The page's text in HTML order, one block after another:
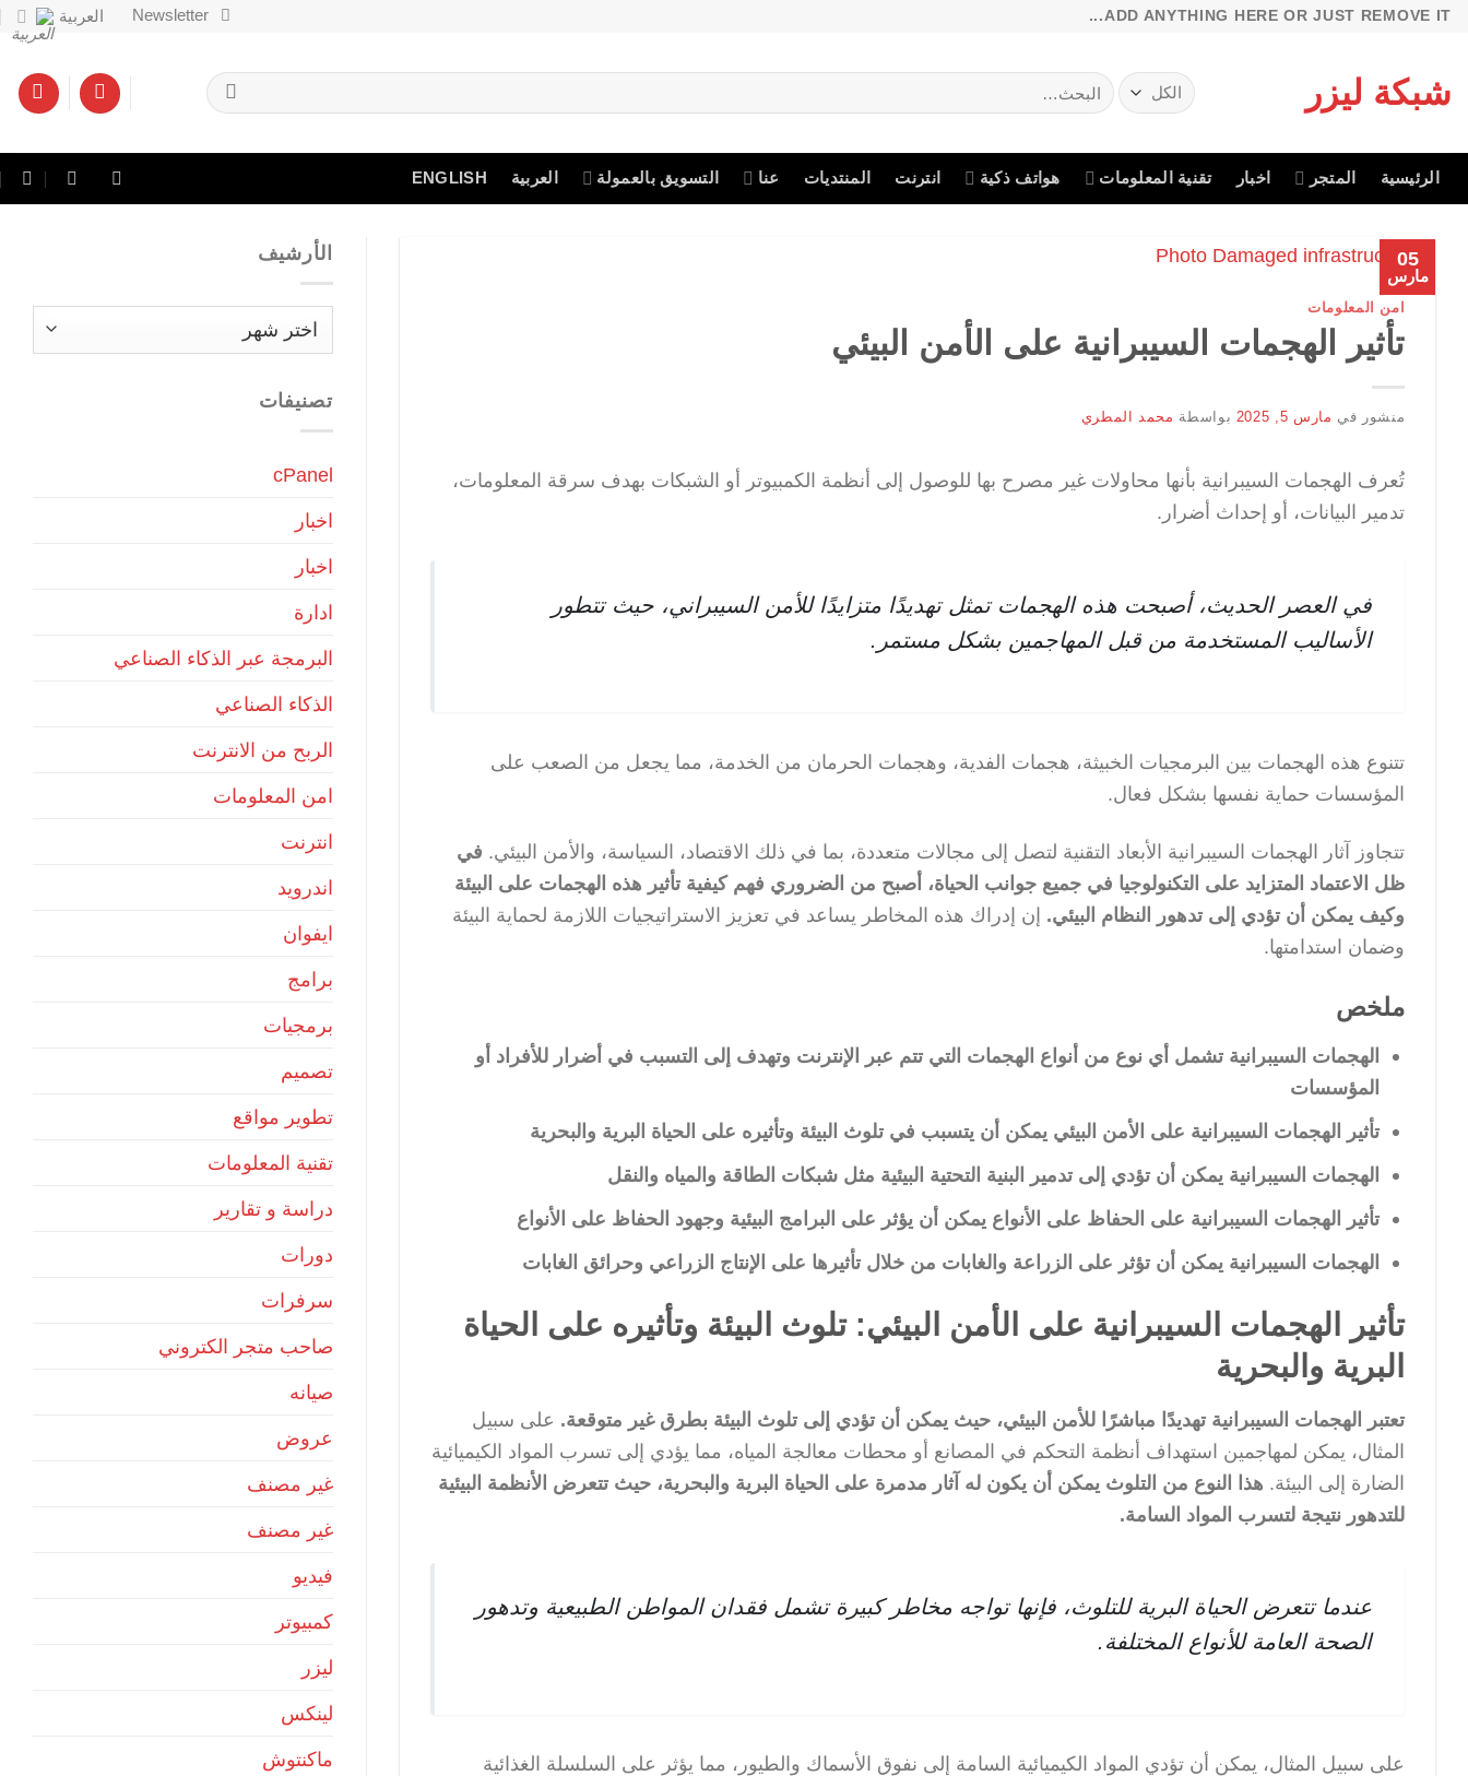
تخطي
ADD ANYTHING HERE OR JUST REMOVE IT...
Newsletter العربية
شبكة ليزر
البحث
عن:
الرئيسية المتجر اخبار تقنية المعلومات هواتف ذكية انترنت المنتديات عنا التسويق بالعمولة العربية ENGLISH
05
مارس
امن المعلومات
تأثير الهجمات السيبرانية على الأمن البيئي
منشور في مارس 5, 2025 بواسطة محمد المطري
تُعرف الهجمات السيبرانية بأنها محاولات غير مصرح بها للوصول إلى أنظمة الكمبيوتر أو الشبكات بهدف سرقة المعلومات،
تدمير البيانات، أو إحداث أضرار.
في العصر الحديث، أصبحت هذه الهجمات تمثل تهديدًا متزايدًا للأمن السيبراني، حيث تتطور
الأساليب المستخدمة من قبل المهاجمين بشكل مستمر.
تتنوع هذه الهجمات بين البرمجيات الخبيثة، هجمات الفدية، وهجمات الحرمان من الخدمة، مما يجعل من الصعب على
المؤسسات حماية نفسها بشكل فعال.
تتجاوز آثار الهجمات السيبرانية الأبعاد التقنية لتصل إلى مجالات متعددة، بما في ذلك الاقتصاد، السياسة، والأمن البيئي. في
ظل الاعتماد المتزايد على التكنولوجيا في جميع جوانب الحياة، أصبح من الضروري فهم كيفية تأثير هذه الهجمات على البيئة
وكيف يمكن أن تؤدي إلى تدهور النظام البيئي. إن إدراك هذه المخاطر يساعد في تعزيز الاستراتيجيات اللازمة لحماية البيئة
وضمان استدامتها.
ملخص
الهجمات السيبرانية تشمل أي نوع من أنواع الهجمات التي تتم عبر الإنترنت وتهدف إلى التسبب في أضرار للأفراد أو
المؤسسات
تأثير الهجمات السيبرانية على الأمن البيئي يمكن أن يتسبب في تلوث البيئة وتأثيره على الحياة البرية والبحرية
الهجمات السيبرانية يمكن أن تؤدي إلى تدمير البنية التحتية البيئية مثل شبكات الطاقة والمياه والنقل
تأثير الهجمات السيبرانية على الحفاظ على الأنواع يمكن أن يؤثر على البرامج البيئية وجهود الحفاظ على الأنواع
الهجمات السيبرانية يمكن أن تؤثر على الزراعة والغابات من خلال تأثيرها على الإنتاج الزراعي وحرائق الغابات
تأثير الهجمات السيبرانية على الأمن البيئي: تلوث البيئة وتأثيره على الحياة
البرية والبحرية
تعتبر الهجمات السيبرانية تهديدًا مباشرًا للأمن البيئي، حيث يمكن أن تؤدي إلى تلوث البيئة بطرق غير متوقعة. على سبيل
المثال، يمكن لمهاجمين استهداف أنظمة التحكم في المصانع أو محطات معالجة المياه، مما يؤدي إلى تسرب المواد الكيميائية
الضارة إلى البيئة. هذا النوع من التلوث يمكن أن يكون له آثار مدمرة على الحياة البرية والبحرية، حيث تتعرض الأنظمة البيئية
للتدهور نتيجة لتسرب المواد السامة.
عندما تتعرض الحياة البرية للتلوث، فإنها تواجه مخاطر كبيرة تشمل فقدان المواطن الطبيعية وتدهور
الصحة العامة للأنواع المختلفة.
على سبيل المثال، يمكن أن تؤدي المواد الكيميائية السامة إلى نفوق الأسماك والطيور، مما يؤثر على السلسلة الغذائية
الأرشيف
الأرشيف
تصنيفات
cPanel
اخبار
اخبار
ادارة
البرمجة عبر الذكاء الصناعي
الذكاء الصناعي
الربح من الانترنت
امن المعلومات
انترنت
اندرويد
ايفوان
برامج
برمجيات
تصميم
تطوير مواقع
تقنية المعلومات
دراسة و تقارير
دورات
سرفرات
صاحب متجر الكتروني
صيانه
عروض
غير مصنف
غير مصنف
فيديو
كمبيوتر
ليزر
لينكس
ماكنتوش